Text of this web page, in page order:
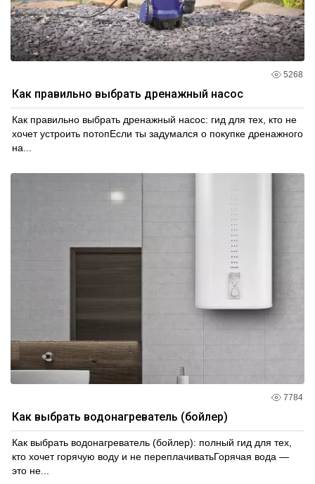
5268
Как правильно выбрать дренажный насос
Как правильно выбрать дренажный насос: гид для тех, кто не
хочет устроить потопЕсли ты задумался о покупке дренажного
на...
7784
Как выбрать водонагреватель (бойлер)
Как выбрать водонагреватель (бойлер): полный гид для тех,
кто хочет горячую воду и не переплачиватьГорячая вода —
это не...